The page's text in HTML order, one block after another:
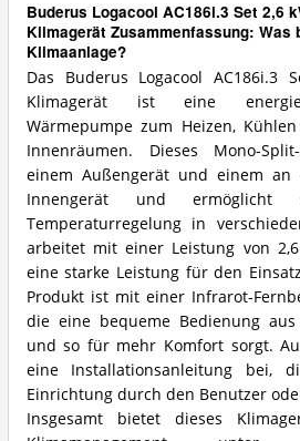
Buderus Logacool AC186i.3 Set 2,6
Klimagerät Zusammenfassung: Was
Klimaanlage?
Das Buderus Logacool AC186i.3
Klimagerät ist eine
Wärmepumpe zum Heizen,
Innenräumen. Dieses Mono-
einem Außengerät und einem an
Innengerät und
Temperaturregelung in
arbeitet mit einer Leistung von
eine starke Leistung für den
Produkt ist mit einer Infrarot-
die eine bequeme Bedienung
und so für mehr Komfort sorgt.
eine Installationsanleitung bei,
Einrichtung durch den Benutzer
Insgesamt bietet dieses